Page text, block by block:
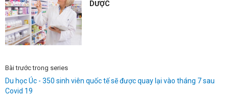
DƯỢC
Bài trước trong series
Du học Úc - 350 sinh viên quốc tế sẽ được quay lại vào tháng 7 sau
Covid 19